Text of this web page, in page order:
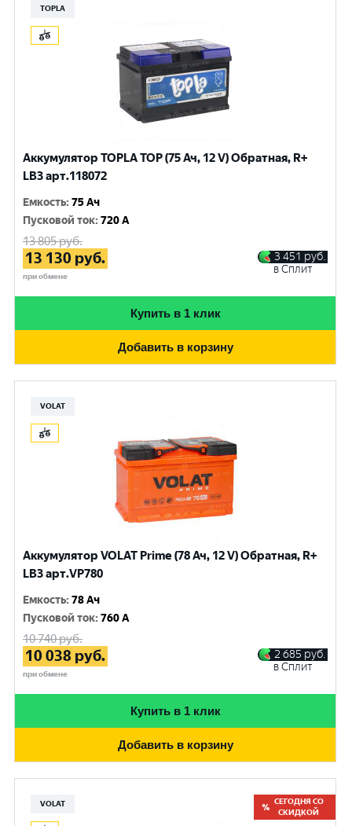
TOPLA
Аккумулятор TOPLA TOP (75 Ач, 12 V) Обратная, R+
LB3 арт.118072
Емкость:75 Ач
Пусковой ток:720 A
13 805руб.
13 130 руб.
при обмене
3 451 руб.
в Сплит
Купить в 1 клик
Добавить в корзину
VOLAT
Аккумулятор VOLAT Prime (78 Ач, 12 V) Обратная, R+
LB3 арт.VP780
Емкость:78 Ач
Пусковой ток:760 A
10 740руб.
10 038 руб.
при обмене
2 685 руб.
в Сплит
Купить в 1 клик
Добавить в корзину
VOLAT
СЕГОДНЯ СО
СКИДКОЙ